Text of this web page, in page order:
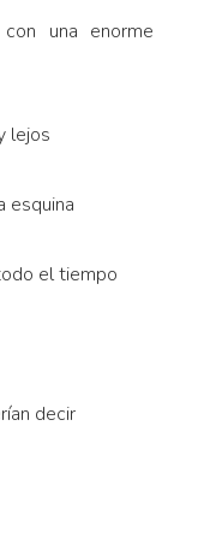
una enorme
lejos
esquina
el tiempo
decir